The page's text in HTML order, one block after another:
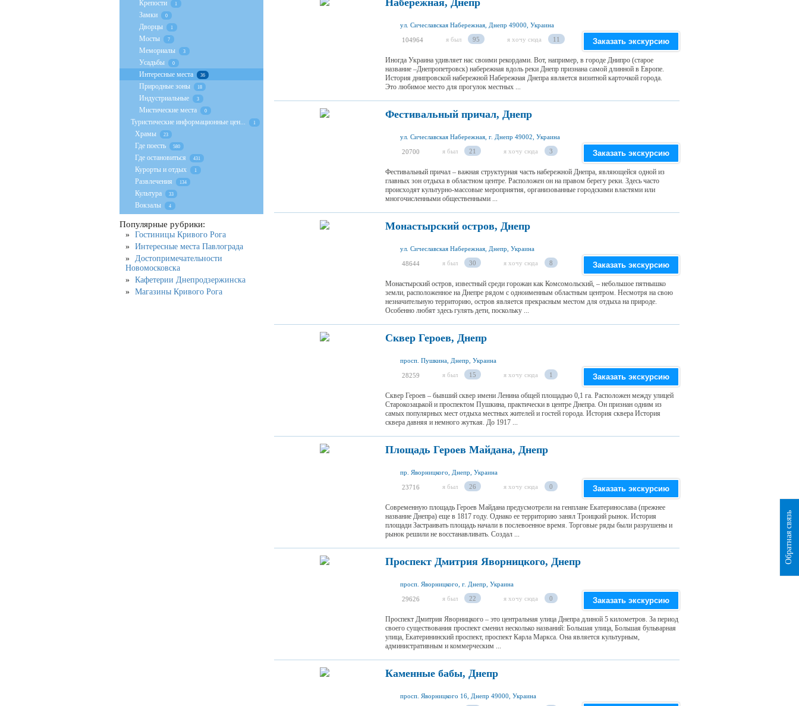
Набережная, Днепр
ул. Сичеславская Набережная, Днепр 49000, Украина
104964 я был 95 я хочу сюда 11 Заказать экскурсию
Иногда Украина удивляет нас своими рекордами. Вот, например, в городе Днипро (старое
название –Днепропетровск) набережная вдоль реки Днепр признана самой длинной в Европе.
История днипровской набережной Набережная Днепра является визитной карточкой города.
Это любимое место для прогулок местных ...
Фестивальный причал, Днепр
ул. Сичеславская Набережная, г. Днепр 49002, Украина
20700 я был 21 я хочу сюда 3 Заказать экскурсию
Фестивальный причал – важная структурная часть набережной Днепра, являющейся одной из
главных зон отдыха в областном центре. Расположен он на правом берегу реки. Здесь часто
происходят культурно-массовые мероприятия, организованные городскими властями или
многочисленными общественными ...
Монастырский остров, Днепр
ул. Сичеславская Набережная, Днепр, Украина
48644 я был 30 я хочу сюда 8 Заказать экскурсию
Монастырский остров, известный среди горожан как Комсомольский, – небольшое пятнышко
земли, расположенное на Днепре рядом с одноименным областным центром. Несмотря на свою
незначительную территорию, остров является прекрасным местом для отдыха на природе.
Особенно любят здесь гулять дети, поскольку ...
Сквер Героев, Днепр
просп. Пушкина, Днепр, Украина
28259 я был 15 я хочу сюда 1 Заказать экскурсию
Сквер Героев – бывший сквер имени Ленина общей площадью 0,1 га. Расположен между улицей
Старокозацькой и проспектом Пушкина, практически в центре Днепра. Он признан одним из
самых популярных мест отдыха местных жителей и гостей города. История сквера История
сквера давняя и немного жуткая. До 1917 ...
Площадь Героев Майдана, Днепр
пр. Яворницкого, Днепр, Украина
23716 я был 26 я хочу сюда 0 Заказать экскурсию
Современную площадь Героев Майдана предусмотрели на генплане Екатеринослава (прежнее
название Днепра) еще в 1817 году. Однако ее территорию занял Троицкий рынок. История
площади Застраивать площадь начали в послевоенное время. Торговые ряды были разрушены и
рынок решили не восстанавливать. Создал ...
Проспект Дмитрия Яворницкого, Днепр
просп. Яворницкого, г. Днепр, Украина
29626 я был 22 я хочу сюда 0 Заказать экскурсию
Проспект Дмитрия Яворницкого – это центральная улица Днепра длиной 5 километров. За период
своего существования проспект сменил несколько названий: Большая улица, Большая бульварная
улица, Екатерининский проспект, проспект Карла Маркса. Она является культурным,
административным и коммерческим ...
Каменные бабы, Днепр
просп. Яворницкого 16, Днепр 49000, Украина
Крепости 1
Замки 0
Дворцы 1
Мосты 7
Мемориалы 3
Усадьбы 0
Интересные места 36
Природные зоны 18
Индустриальные 3
Мистические места 0
Туристические информационные цен... 1
Храмы 23
Где поесть 580
Где остановиться 431
Курорты и отдых 1
Развлечения 134
Культура 33
Вокзалы 4
Популярные рубрики:
Гостиницы Кривого Рога
Интересные места Павлограда
Достопримечательности
Новомосковска
Кафетерии Днепродзержинска
Магазины Кривого Рога
Обратная связь